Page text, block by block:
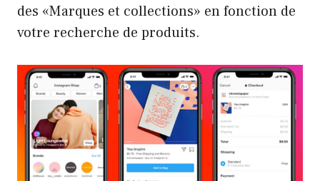
des «Marques et collections» en fonction de
votre recherche de produits.